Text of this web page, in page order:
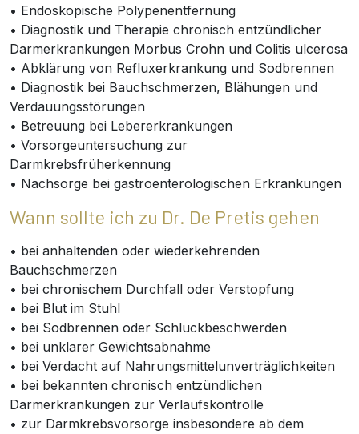
• Endoskopische Polypenentfernung
• Diagnostik und Therapie chronisch entzündlicher
Darmerkrankungen Morbus Crohn und Colitis ulcerosa
• Abklärung von Refluxerkrankung und Sodbrennen
• Diagnostik bei Bauchschmerzen, Blähungen und
Verdauungsstörungen
• Betreuung bei Lebererkrankungen
• Vorsorgeuntersuchung zur
Darmkrebsfrüherkennung
• Nachsorge bei gastroenterologischen Erkrankungen
Wann sollte ich zu Dr. De Pretis gehen
• bei anhaltenden oder wiederkehrenden
Bauchschmerzen
• bei chronischem Durchfall oder Verstopfung
• bei Blut im Stuhl
• bei Sodbrennen oder Schluckbeschwerden
• bei unklarer Gewichtsabnahme
• bei Verdacht auf Nahrungsmittelunverträglichkeiten
• bei bekannten chronisch entzündlichen
Darmerkrankungen zur Verlaufskontrolle
• zur Darmkrebsvorsorge insbesondere ab dem